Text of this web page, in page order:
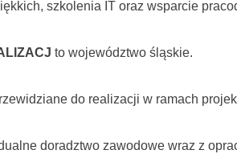
szkolenia IT oraz wsparcie
to województwo śląskie.
do realizacji w ramach
doradztwo zawodowe wraz z